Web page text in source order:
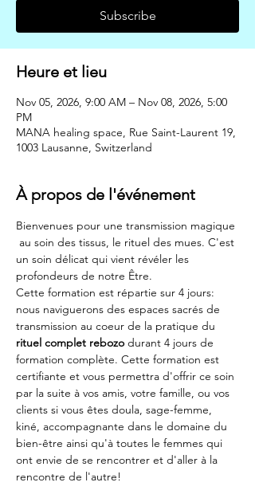
Subscribe
Heure et lieu
Nov 05, 2026, 9:00 AM – Nov 08, 2026, 5:00
PM
MANA healing space, Rue Saint-Laurent 19,
1003 Lausanne, Switzerland
À propos de l'événement
Bienvenues pour une transmission magique
au soin des tissus, le rituel des mues. C'est
un soin délicat qui vient révéler les
profondeurs de notre Être.
Cette formation est répartie sur 4 jours:
nous naviguerons des espaces sacrés de
transmission au coeur de la pratique du
rituel complet rebozo durant 4 jours de
formation complète. Cette formation est
certifiante et vous permettra d'offrir ce soin
par la suite à vos amis, votre famille, ou vos
clients si vous êtes doula, sage-femme,
kiné, accompagnante dans le domaine du
bien-être ainsi qu'à toutes le femmes qui
ont envie de se rencontrer et d'aller à la
rencontre de l'autre!